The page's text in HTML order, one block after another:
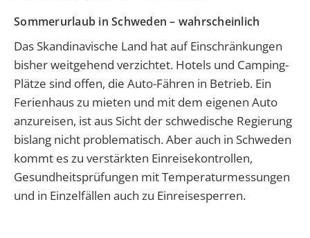
Sommerurlaub in Schweden – wahrscheinlich
Das Skandinavische Land hat auf Einschränkungen
bisherweitgehend verzichtet. Hotels und Camping-
Plätze sind offen, die Auto-Fähren in Betrieb. Ein
Ferienhaus zu mieten und mit dem eigenen Auto
anzureisen, ist aus Sicht der schwedische Regierung
bislang nicht problematisch.Aber auch in Schweden
kommt es zu verstärkten Einreisekontrollen,
Gesundheitsprüfungen mit Temperaturmessungen
und in Einzelfällen auch zu Einreisesperren.